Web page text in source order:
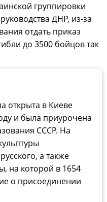
группировки
ДНР, из-за
отдать приказ
до 3500 бойцов так
открыта в Киеве
и была приурочена
СССР. На
а также
на которой в 1654
о присоединении